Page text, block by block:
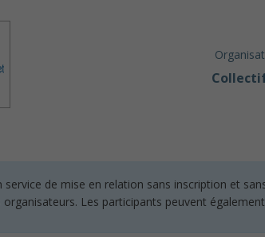
de mise en relation sans inscription et
Les participants peuvent